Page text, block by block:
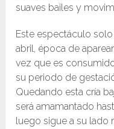
suaves bailes y
Este espectáculo
abril, época de
vez que es
su periodo de
Quedando esta cría
será amamantado
luego sigue a su lado